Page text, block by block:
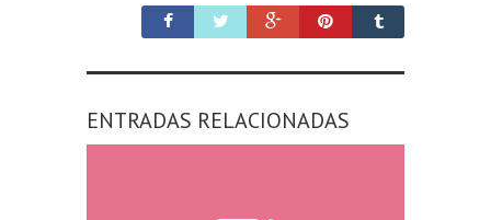
ENTRADAS RELACIONADAS